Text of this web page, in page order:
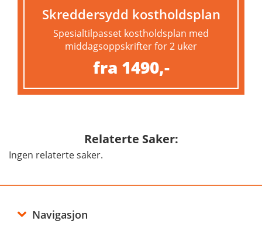
Skreddersydd kostholdsplan
Spesialtilpasset kostholdsplan med
middagsoppskrifter for 2 uker
fra 1490,-
Relaterte Saker:
Ingen relaterte saker.
Navigasjon